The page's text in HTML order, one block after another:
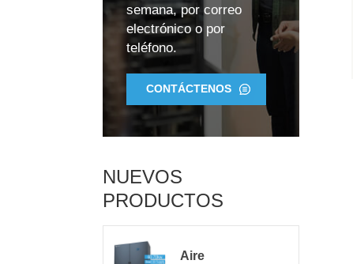
semana, por correo
electrónico o por
teléfono.
CONTÁCTENOS
NUEVOS
PRODUCTOS
Aire